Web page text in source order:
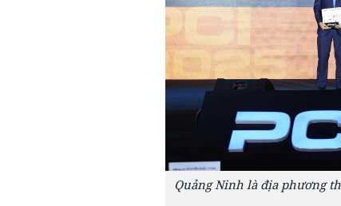
Quảng Ninh là địa phương